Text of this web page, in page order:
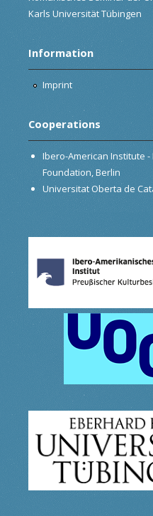
Karls Universität Tübingen
Information
Imprint
Cooperations
Ibero-American Institute
Foundation, Berlin
Universitat Oberta de